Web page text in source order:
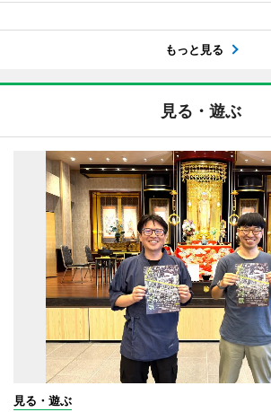
もっと見る
見る・遊ぶ
見る・遊ぶ